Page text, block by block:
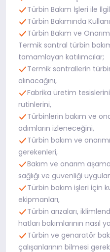
Türbin Bakım İşleri ile
Türbin Bakımında
Türbin Bakım ve
Termik santral türbin
tamamlayan katılımcılar;
Termik santrallerin
alınacağını,
Fabrika üretim
rutinlerini,
Türbinlerin bakım ve
adımların izleneceğini,
Türbin bakım ve
gerekenleri,
Bakım ve onarım
sağlığı ve güvenliği
Türbin bakım işleri için
ekipmanları,
Türbin arızaları,
hatları bakımlarının nasıl
Türbin ve genaratör
çalışanlarının bilmesi